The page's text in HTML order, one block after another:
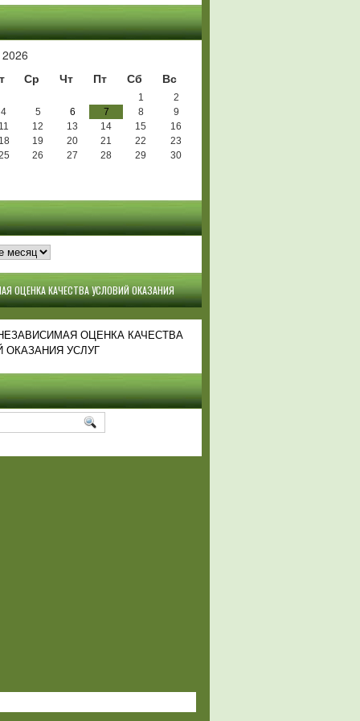
Ср Чт Пт Сб Вс
1
2
4
5 6 7 8
9
12 13 14 15
16
19 20 21 22
23
26 27 28 29 30
ОЦЕНКА КАЧЕСТВА УСЛОВИЙ ОКАЗАНИЯ
ОЦЕНКА КАЧЕСТВА
ОКАЗАНИЯ УСЛУГ